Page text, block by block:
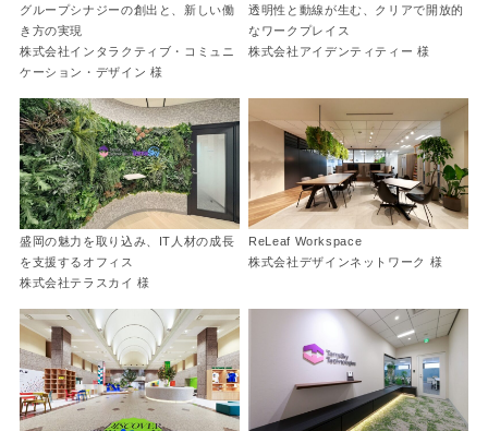
グループシナジーの創出と、新しい働
き方の実現
株式会社インタラクティブ・コミュニ
ケーション・デザイン 様
透明性と動線が生む、クリアで開放的
なワークプレイス
株式会社アイデンティティー 様
盛岡の魅力を取り込み、IT人材の成長
を支援するオフィス
株式会社テラスカイ 様
ReLeaf Workspace
株式会社デザインネットワーク 様